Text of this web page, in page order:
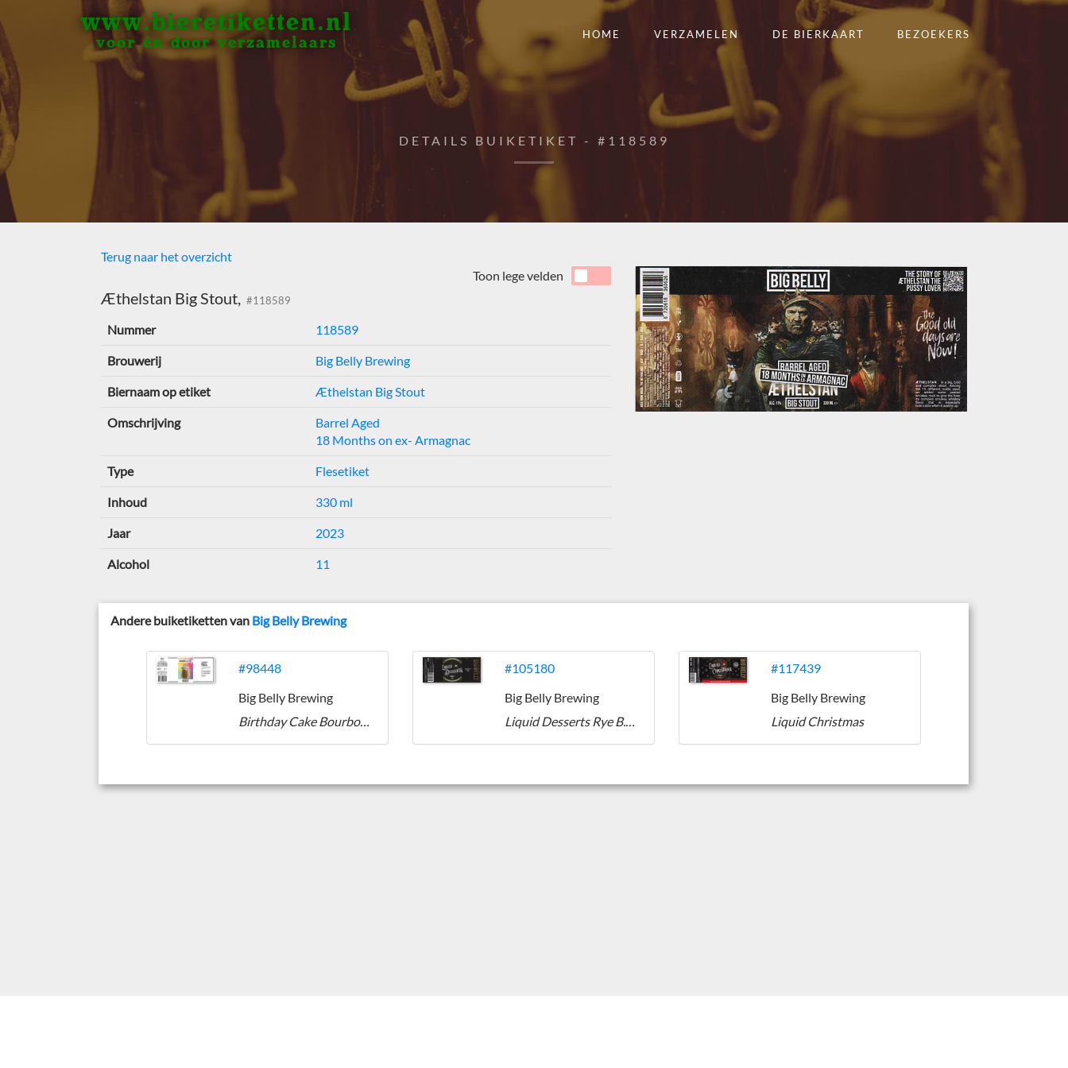
www.bieretiketten.nl
voor én door verzamelaars
HOME VERZAMELEN DE BIERKAART BEZOEKERS
DETAILS BUIKETIKET - #118589
Terug naar het overzicht
Æthelstan Big Stout, #118589
Toon lege velden
Nummer 118589
Brouwerij Big Belly Brewing
Biernaam op etiket Æthelstan Big Stout
Omschrijving
Barrel Aged
18 Months on ex- Armagnac
Type Flesetiket
Inhoud 330 ml
Jaar 2023
Alcohol 11
Andere buiketiketten van Big Belly Brewing
#98448
Big Belly Brewing
Birthday Cake Bourbon B.A. Stout
#105180
Big Belly Brewing
Liquid Desserts Rye B.A. Salted Caramel Pecan Pie Quad
#117439
Big Belly Brewing
Liquid Christmas